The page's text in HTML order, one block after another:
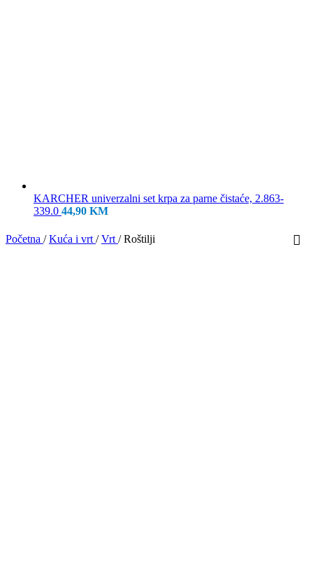
KARCHER univerzalni set krpa za parne čistaće, 2.863-
339.0 44,90 KM
Početna / Kuća i vrt / Vrt / Roštilji